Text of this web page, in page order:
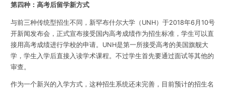
第四种：高考后留学新方式
与前三种传统型招生不同，新罕布什尔大学（UNH）于2018年6月10号
开新闻发布会，正式宣布接受国内高考成绩作为招生标准，学生可以直
接用高考成绩进行学校的申请。UNH是第一所接受高考的美国旗舰大
学，学生入学后直接入读学术课程。不过学生首先要通过面试等其他的
审查。
作为一个新兴的入学方式，这种招生系统还未完善，目前预计的招生名